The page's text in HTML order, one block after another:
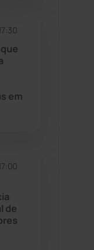
(49)
(522)
em
de